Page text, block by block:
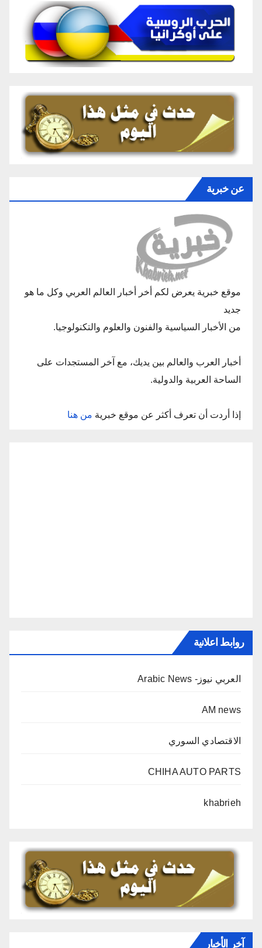
عن خبرية
موقع خبرية يعرض لكم أخر أخبار العالم العربي وكل ما هو
جديد
من الأخبار السياسية والفنون والعلوم والتكنولوجيا.
أخبار العرب والعالم بين يديك، مع آخر المستجدات على
الساحة العربية والدولية.
إذا أردت أن تعرف أكثر عن موقع خبرية من هنا
روابط اعلانية
العربي نيوز- Arabic News
AM news
الاقتصادي السوري
CHIHA AUTO PARTS
khabrieh
آخر الأخبار